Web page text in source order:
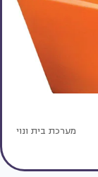
מערכת בית ונוי